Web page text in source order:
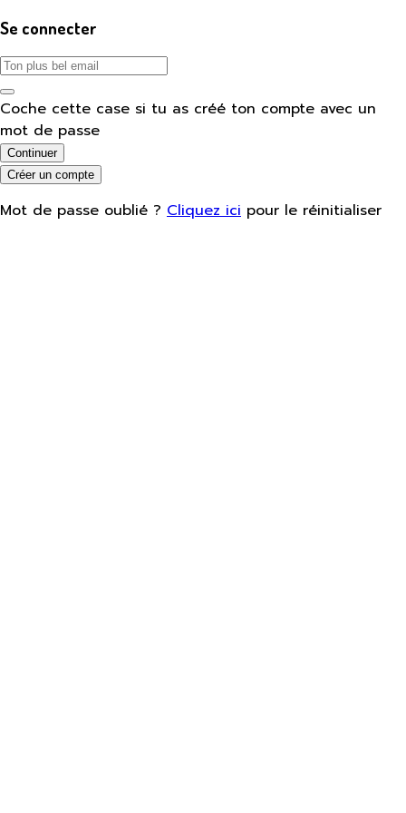
Se connecter
Coche cette case si tu as créé ton compte avec un
mot de passe
Continuer
Créer un compte
Mot de passe oublié ? Cliquez ici pour le réinitialiser